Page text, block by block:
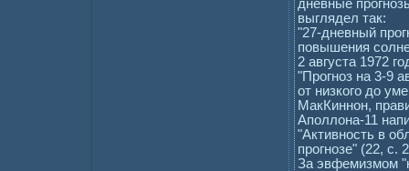
дневные
выглядел так:
"27-дневный
повышения
2 августа 1972
"Прогноз на 3-9
от низкого до
МакКиннон,
Аполлона-11
"Активность в
прогнозе" (22, с.
За эвфемизмом